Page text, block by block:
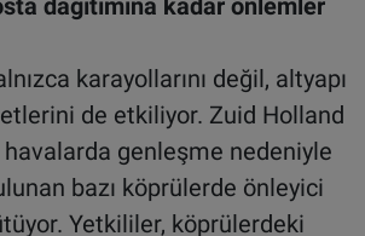
karayollarını değil, altyapı
de etkiliyor. Zuid Holland
havalarda genleşme nedeniyle
bazı köprülerde önleyici
Yetkililer, köprülerdeki